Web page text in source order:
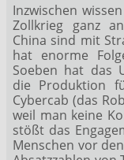
Inzwischen
Zollkrieg ganz
China sind mit
hat enorme
Soeben hat das
die Produktion
Cybercab (das
weil man keine
stößt das
Menschen vor